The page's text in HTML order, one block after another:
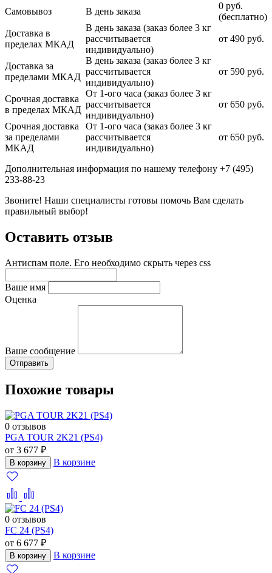
Самовывоз В день заказа
0 руб.
(бесплатно)
Доставка в
пределах МКАД
В день заказа (заказ более 3 кг
рассчитывается
индивидуально)
от 490 руб.
Доставка за
пределами МКАД
В день заказа (заказ более 3 кг
рассчитывается
индивидуально)
от 590 руб.
Срочная доставка
в пределах МКАД
От 1-ого часа (заказ более 3 кг
рассчитывается
индивидуально)
от 650 руб.
Срочная доставка
за пределами
МКАД
От 1-ого часа (заказ более 3 кг
рассчитывается
индивидуально)
от 650 руб.
Дополнительная информация по нашему телефону +7 (495)
233-88-23
Звоните! Наши специалисты готовы помочь Вам сделать
правильный выбор!
Оставить отзыв
Антиспам поле. Его необходимо скрыть через css
Ваше имя
Оценка
Ваше сообщение
Похожие товары
0 отзывов
PGA TOUR 2K21 (PS4)
от 3 677 ₽
В корзину В корзине
0 отзывов
FC 24 (PS4)
от 6 677 ₽
В корзину В корзине